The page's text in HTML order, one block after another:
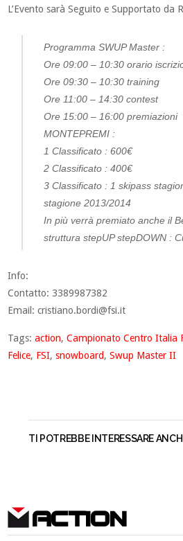
L’Evento sarà Seguito e Supportato da
Programma SWUP Master :
Ore 09:00 – 10:30 orario
Ore 09:30 – 10:30 training
Ore 11:00 – 14:30 contest
Ore 15:00 – 16:00 premiazioni
MONTEPREMI :
1 Classificato : 600€
2 Classificato : 400€
3 Classificato : 1 skipass
stagione 2013/2014
In più verrà premiato anche il
struttura stepUP stepDOWN :
Info:
Contatto: 3389987382
Email:cristiano.bordi@fsi.it
Tags:action,Campionato Centro Italia
Felice, FSI,snowboard,Swup Master II
TI POTREBBE INTERESSARE
ACTION